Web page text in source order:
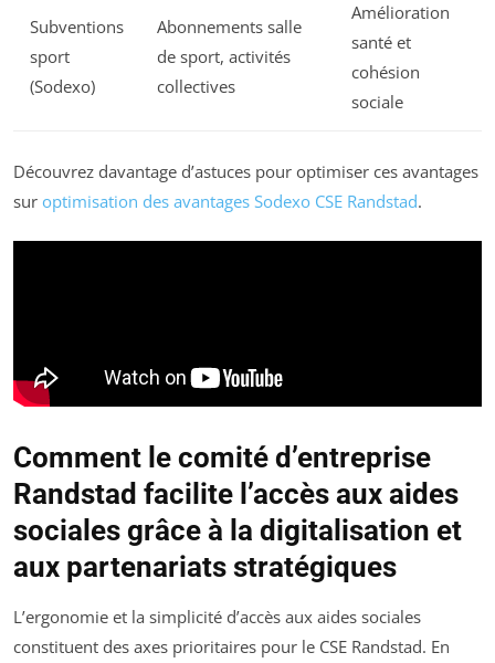
Subventions
sport
(Sodexo)
Abonnements salle
de sport, activités
collectives
Amélioration
santé et
cohésion
sociale
Découvrez davantage d’astuces pour optimiser ces avantages
sur optimisation des avantages Sodexo CSE Randstad.
Comment le comité d’entreprise
Randstad facilite l’accès aux aides
sociales grâce à la digitalisation et
aux partenariats stratégiques
L’ergonomie et la simplicité d’accès aux aides sociales
constituent des axes prioritaires pour le CSE Randstad. En